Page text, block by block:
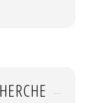
: enjeux et